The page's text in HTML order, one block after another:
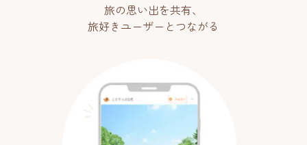
旅の思い出を共有、
旅好きユーザーとつながる